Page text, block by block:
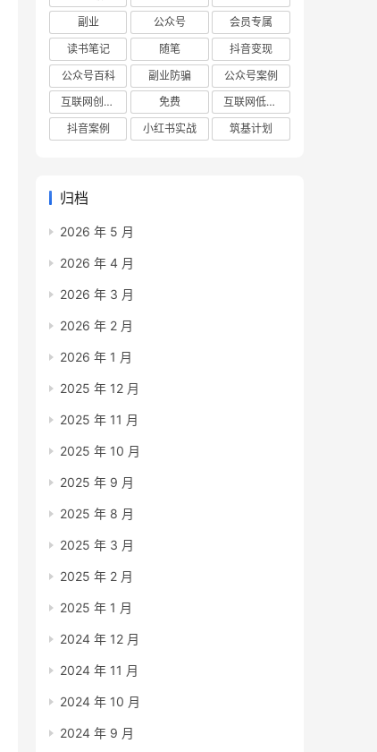
副业
公众号
会员专属
读书笔记
随笔
抖音变现
公众号百科
副业防骗
公众号案例
互联网创业项目
免费
互联网低成本创业项目
抖音案例
小红书实战 筑基计划
归档
2026 年 5 月
2026 年 4 月
2026 年 3 月
2026 年 2 月
2026 年 1 月
2025 年 12 月
2025 年 11 月
2025 年 10 月
2025 年 9 月
2025 年 8 月
2025 年 3 月
2025 年 2 月
2025 年 1 月
2024 年 12 月
2024 年 11 月
2024 年 10 月
2024 年 9 月